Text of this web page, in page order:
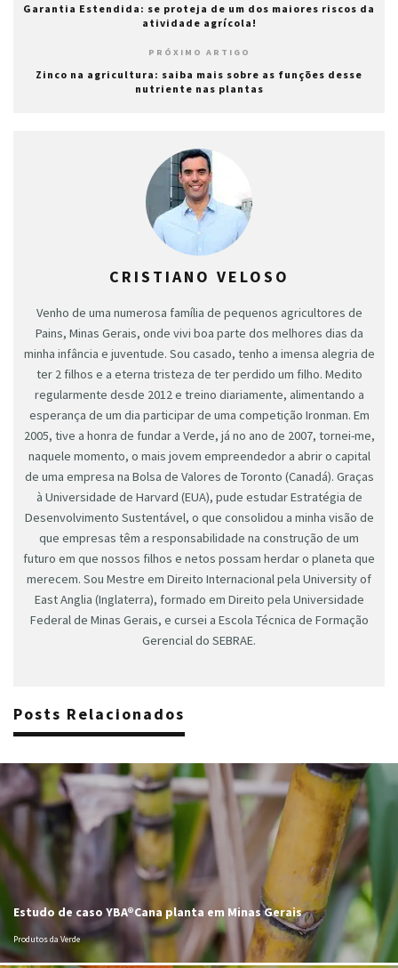
Garantia Estendida: se proteja de um dos maiores riscos da
atividade agrícola!
PRÓXIMO ARTIGO
Zinco na agricultura: saiba mais sobre as funções desse
nutriente nas plantas
CRISTIANO VELOSO
Venho de uma numerosa família de pequenos agricultores de
Pains, Minas Gerais, onde vivi boa parte dos melhores dias da
minha infância e juventude. Sou casado, tenho a imensa alegria de
ter 2 filhos e a eterna tristeza de ter perdido um filho. Medito
regularmente desde 2012 e treino diariamente, alimentando a
esperança de um dia participar de uma competição Ironman. Em
2005, tive a honra de fundar a Verde, já no ano de 2007, tornei-me,
naquele momento, o mais jovem empreendedor a abrir o capital
de uma empresa na Bolsa de Valores de Toronto (Canadá). Graças
à Universidade de Harvard (EUA), pude estudar Estratégia de
Desenvolvimento Sustentável, o que consolidou a minha visão de
que empresas têm a responsabilidade na construção de um
futuro em que nossos filhos e netos possam herdar o planeta que
merecem. Sou Mestre em Direito Internacional pela University of
East Anglia (Inglaterra), formado em Direito pela Universidade
Federal de Minas Gerais, e cursei a Escola Técnica de Formação
Gerencial do SEBRAE.
Posts Relacionados
Estudo de caso YBA®Cana planta em Minas Gerais
Produtos da Verde